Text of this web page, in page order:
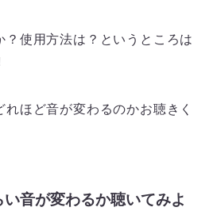
？使用方法は？というところは
れほど音が変わるのかお聴きく
い音が変わるか聴いてみよ